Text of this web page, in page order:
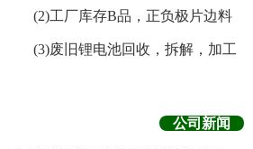
(2)工厂库存B品，正负极片边料
(3)废旧锂电池回收，拆解，加工
公司新闻